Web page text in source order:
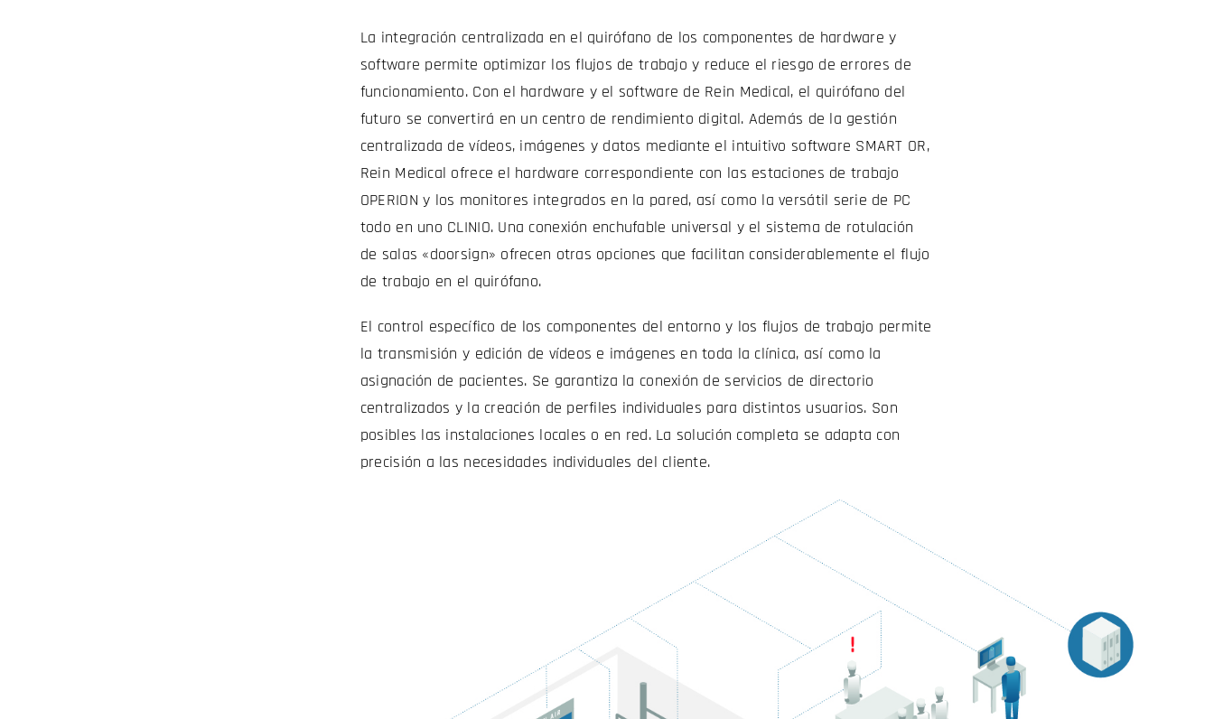
La integración centralizada en el quirófano de los componentes de hardware y
software permite optimizar los flujos de trabajo y reduce el riesgo de errores de
funcionamiento. Con el hardware y el software de Rein Medical, el quirófano del
futuro se convertirá en un centro de rendimiento digital. Además de la gestión
centralizada de vídeos, imágenes y datos mediante el intuitivo software SMART OR,
Rein Medical ofrece el hardware correspondiente con las estaciones de trabajo
OPERION y los monitores integrados en la pared, así como la versátil serie de PC
todo en uno CLINIO. Una conexión enchufable universal y el sistema de rotulación
de salas «doorsign» ofrecen otras opciones que facilitan considerablemente el flujo
de trabajo en el quirófano.
El control específico de los componentes del entorno y los flujos de trabajo permite
la transmisión y edición de vídeos e imágenes en toda la clínica, así como la
asignación de pacientes. Se garantiza la conexión de servicios de directorio
centralizados y la creación de perfiles individuales para distintos usuarios. Son
posibles las instalaciones locales o en red. La solución completa se adapta con
precisión a las necesidades individuales del cliente.